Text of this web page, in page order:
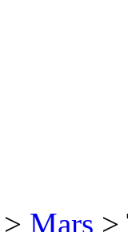
> Mars >